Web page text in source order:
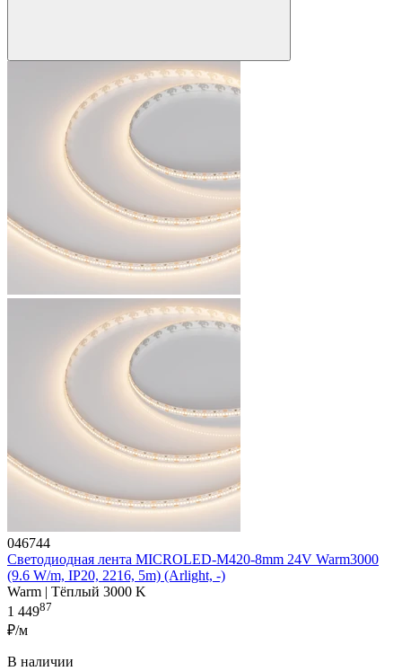
046744
Светодиодная лента MICROLED-M420-8mm 24V Warm3000
(9.6 W/m, IP20, 2216, 5m) (Arlight, -)
Warm | Тёплый 3000 K
1 44987
₽/м
В наличии